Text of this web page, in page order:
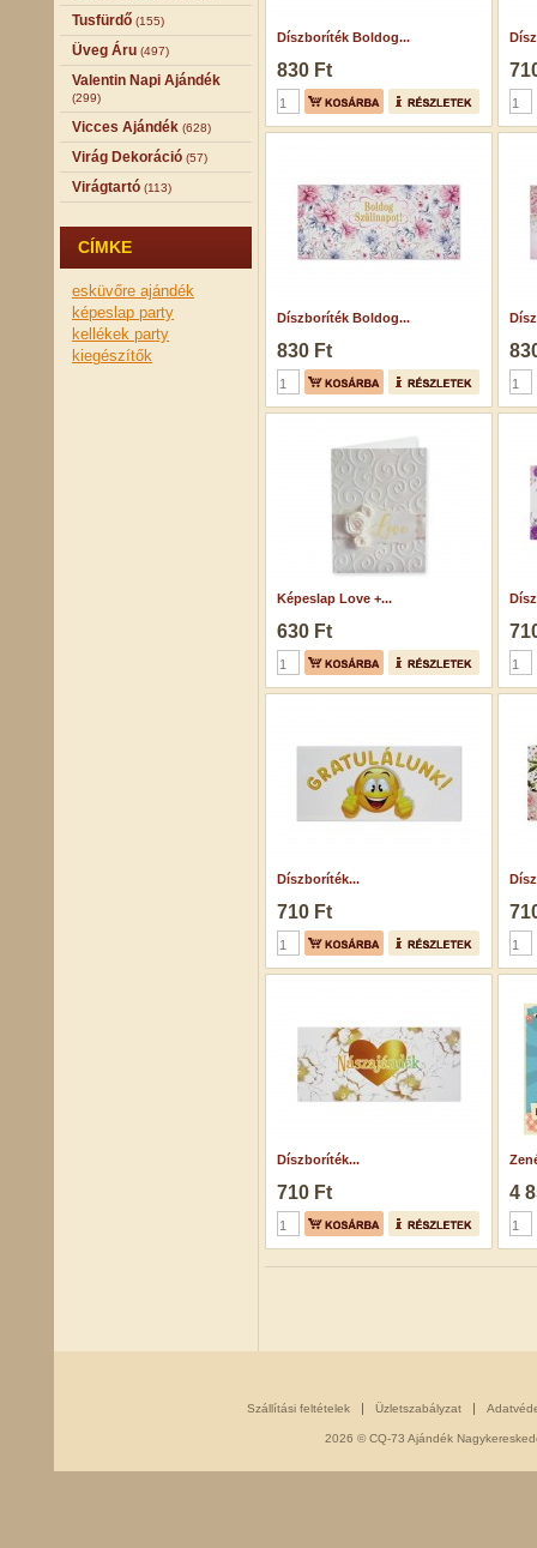
Tusfürdő (155)
Üveg Áru (497)
Valentin Napi Ajándék
(299)
Vicces Ajándék (628)
Virág Dekoráció (57)
Virágtartó (113)
CÍMKE
esküvőre ajándék
képeslap party
kellékek party
kiegészítők
Díszboríték Boldog...
830 Ft
Díszboríték Boldog...
830 Ft
Képeslap Love +...
630 Ft
Díszboríték...
710 Ft
Díszboríték...
710 Ft 4
Szállítási feltételek Üzletszabályzat
2026 © CQ-73 Ajándék